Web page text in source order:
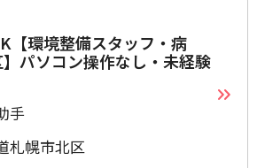
【環境整備スタッフ・病
パソコン操作なし・未経験
手
札幌市北区